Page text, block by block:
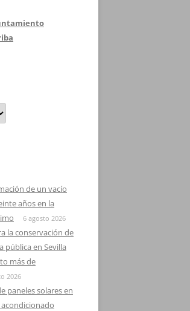
de un vacío
años en la
6 agosto 2026
la conservación de
pública en Sevilla
más de
2026
paneles solares en